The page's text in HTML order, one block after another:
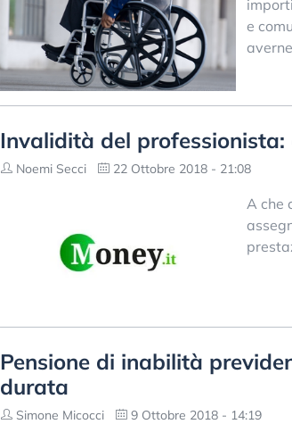
e
Invalidità del
Noemi Secci 22 Ottobre 2018 - 21:08
A che
Pensione di inabilità
durata
Simone Micocci 9 Ottobre 2018 - 14:19